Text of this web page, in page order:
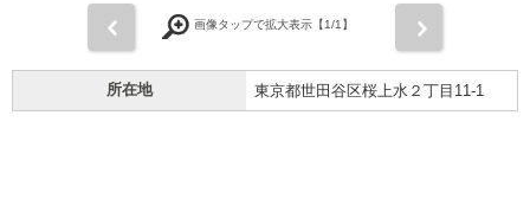
画像タップで拡大表示【1/1】
所在地 東京都世田谷区桜上水２丁目11-1